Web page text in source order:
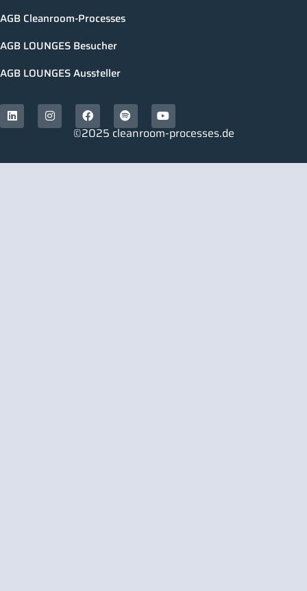
AGB Cleanroom-Processes
AGB LOUNGES Besucher
AGB LOUNGES Aussteller
©2025 cleanroom-processes.de